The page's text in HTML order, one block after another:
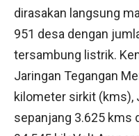
dirasakan langsung
951 desa dengan
tersambung listrik.
Jaringan Tegangan
kilometer sirkit (kms),
sepanjang 3.625 kms